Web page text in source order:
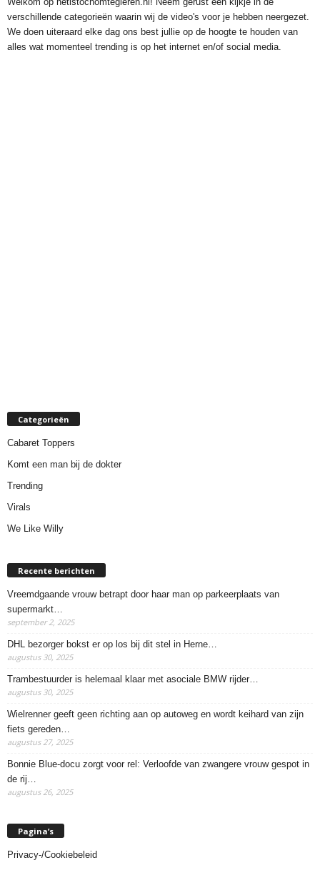
verschillende categorieën waarin wij de video's voor je hebben neergezet.
We doen uiteraard elke dag ons best jullie op de hoogte te houden van
alles wat momenteel trending is op het internet en/of social media.
Categorieën
Cabaret Toppers
Komt een man bij de dokter
Trending
Virals
We Like Willy
Recente berichten
Vreemdgaande vrouw betrapt door haar man op parkeerplaats van
supermarkt…
september 2, 2025
DHL bezorger bokst er op los bij dit stel in Herne…
augustus 30, 2025
Trambestuurder is helemaal klaar met asociale BMW rijder…
augustus 30, 2025
Wielrenner geeft geen richting aan op autoweg en wordt keihard van zijn
fiets gereden…
augustus 27, 2025
Bonnie Blue-docu zorgt voor rel: Verloofde van zwangere vrouw gespot in
de rij…
augustus 26, 2025
Pagina’s
Privacy-/Cookiebeleid